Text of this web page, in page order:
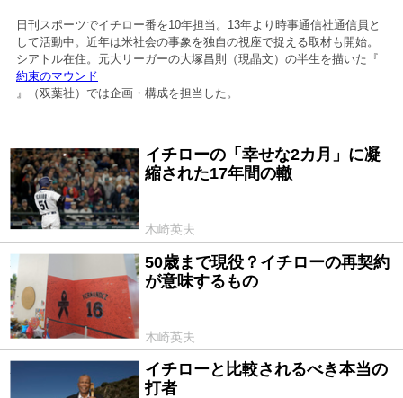
日刊スポーツでイチロー番を10年担当。13年より時事通信社通信員と
して活動中。近年は米社会の事象を独自の視座で捉える取材も開始。
シアトル在住。元大リーガーの大塚昌則（現晶文）の半生を描いた『
約束のマウンド
』（双葉社）では企画・構成を担当した。
2018/06/16
イチローの「幸せな2カ月」に凝
縮された17年間の轍
木崎英夫
50歳まで現役？イチローの再契約
が意味するもの
木崎英夫
イチローと比較されるべき本当の
打者